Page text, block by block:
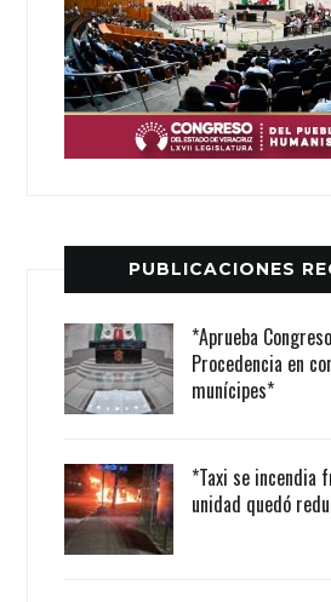
PUBLICACIONES
*Aprueba
Procedencia en
munícipes*
*Taxi se incendia
unidad quedó